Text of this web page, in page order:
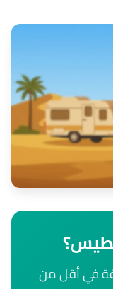
في أقل من